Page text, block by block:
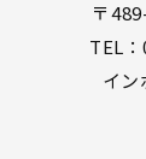
〒
TEL
イン